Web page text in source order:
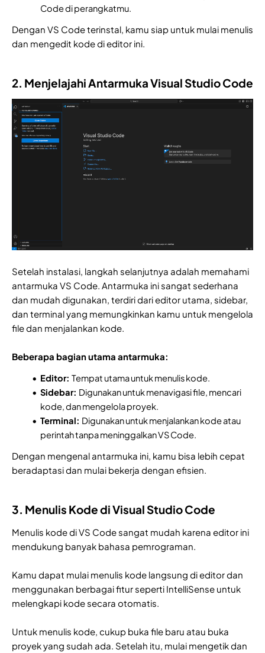
Code di perangkatmu.
Dengan VS Code terinstal, kamu siap untuk mulai menulis
dan mengedit kode di editor ini.
2. Menjelajahi Antarmuka Visual Studio Code
Setelah instalasi, langkah selanjutnya adalah memahami
antarmuka VS Code. Antarmuka ini sangat sederhana
dan mudah digunakan, terdiri dari editor utama, sidebar,
dan terminal yang memungkinkan kamu untuk mengelola
file dan menjalankan kode.
Beberapa bagian utama antarmuka:
Editor: Tempat utama untuk menulis kode.
Sidebar: Digunakan untuk menavigasi file, mencari
kode, dan mengelola proyek.
Terminal: Digunakan untuk menjalankan kode atau
perintah tanpa meninggalkan VS Code.
Dengan mengenal antarmuka ini, kamu bisa lebih cepat
beradaptasi dan mulai bekerja dengan efisien.
3. Menulis Kode di Visual Studio Code
Menulis kode di VS Code sangat mudah karena editor ini
mendukung banyak bahasa pemrograman.
Kamu dapat mulai menulis kode langsung di editor dan
menggunakan berbagai fitur seperti IntelliSense untuk
melengkapi kode secara otomatis.
Untuk menulis kode, cukup buka file baru atau buka
proyek yang sudah ada. Setelah itu, mulai mengetik dan